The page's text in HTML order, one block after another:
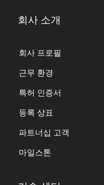
회사 소개
회사 프로필
근무 환경
특허 인증서
등록 상표
파트너십 고객
마일스톤